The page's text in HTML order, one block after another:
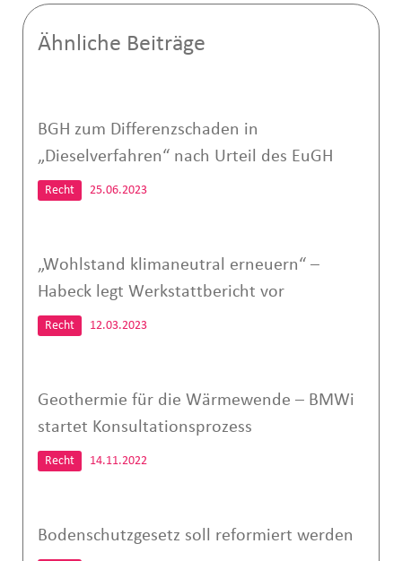
Ähnliche Beiträge
BGH zum Differenzschaden in
„Dieselverfahren“ nach Urteil des EuGH
Recht 25.06.2023
„Wohlstand klimaneutral erneuern“ –
Habeck legt Werkstattbericht vor
Recht 12.03.2023
Geothermie für die Wärmewende – BMWi
startet Konsultationsprozess
Recht 14.11.2022
Bodenschutzgesetz soll reformiert werden